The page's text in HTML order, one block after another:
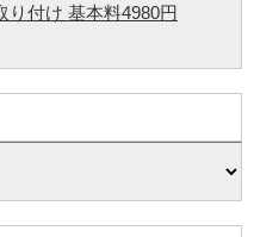
り付け 基本料4980円